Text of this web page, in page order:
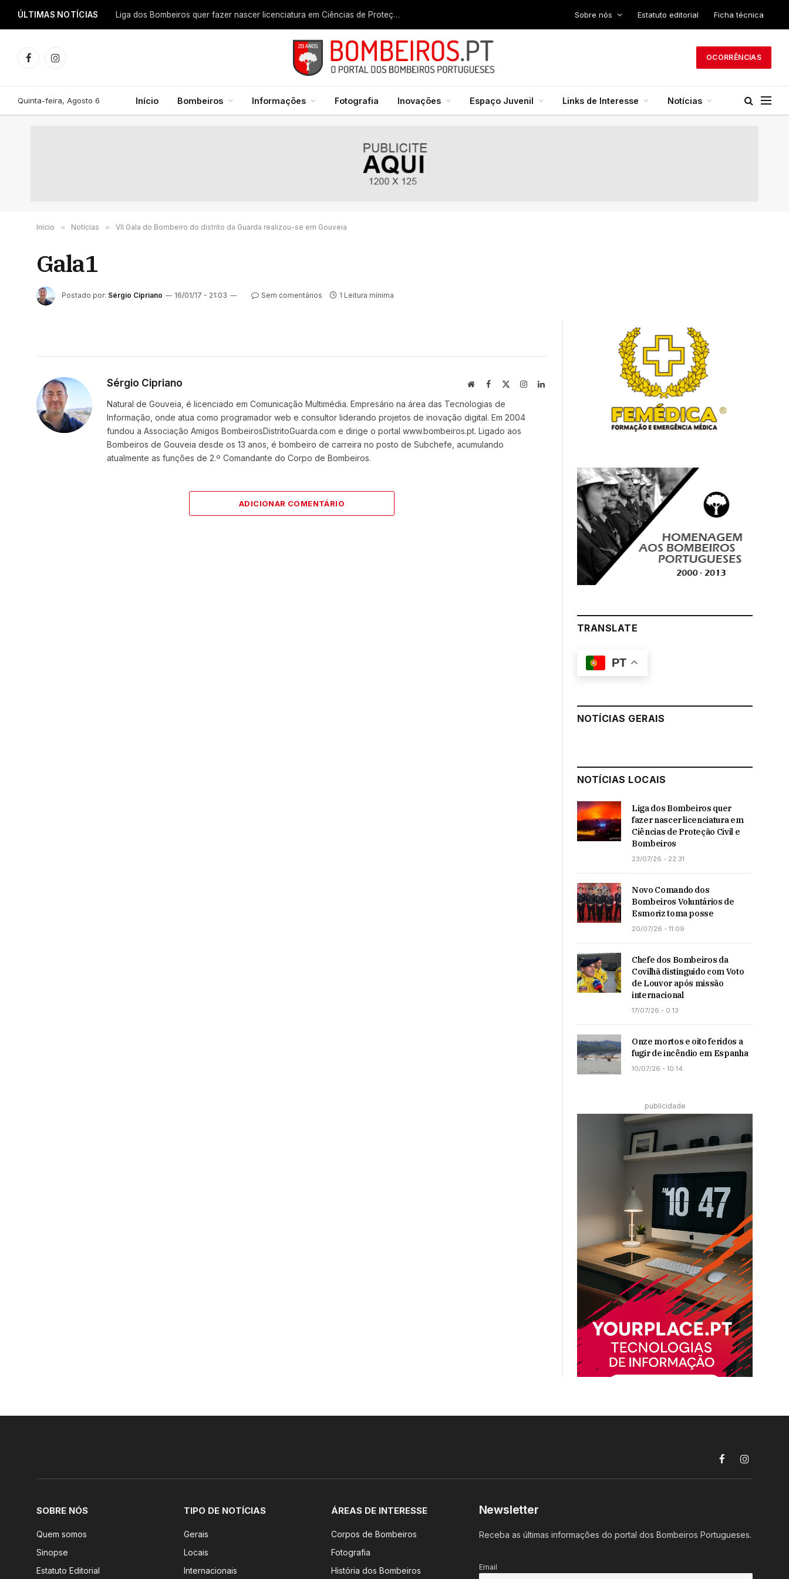
ÚLTIMAS NOTÍCIAS Liga dos Bombeiros quer fazer nascer licenciatura em Ciências de Proteção Civil e Bombeiros Sobre nós Estatuto editorial Ficha técnica
FacebookInstagram
OCORRÊNCIAS
Quinta-feira, Agosto 6 Início Bombeiros Informações Fotografia Inovações Espaço Juvenil Links de Interesse Notícias
Início » Notícias » VII Gala do Bombeiro do distrito da Guarda realizou-se em Gouveia
Gala1
Postado por: Sérgio Cipriano 16/01/17 - 21:03 Sem comentários 1 Leitura mínima
Sérgio Cipriano WebsiteFacebook InstagramLinkedIn
Natural de Gouveia, é licenciado em Comunicação Multimédia. Empresário na área das Tecnologias de
Informação, onde atua como programador web e consultor liderando projetos de inovação digital. Em 2004
fundou a Associação Amigos BombeirosDistritoGuarda.com e dirige o portal www.bombeiros.pt. Ligado aos
Bombeiros de Gouveia desde os 13 anos, é bombeiro de carreira no posto de Subchefe, acumulando
atualmente as funções de 2.º Comandante do Corpo de Bombeiros.
ADICIONAR COMENTÁRIO
TRANSLATE
PT
NOTÍCIAS GERAIS
NOTÍCIAS LOCAIS
Liga dos Bombeiros quer
fazer nascer licenciatura em
Ciências de Proteção Civil e
Bombeiros
23/07/26 - 22:31
Novo Comando dos
Bombeiros Voluntários de
Esmoriz toma posse
20/07/26 - 11:09
Chefe dos Bombeiros da
Covilhã distinguido com Voto
de Louvor após missão
internacional
17/07/26 - 0:13
Onze mortos e oito feridos a
fugir de incêndio em Espanha
10/07/26 - 10:14
publicidade
FacebookInstagram
SOBRE NÓS
Quem somos
Sinopse
Estatuto Editorial
TIPO DE NOTÍCIAS
Gerais
Locais
Internacionais
ÁREAS DE INTERESSE
Corpos de Bombeiros
Fotografia
História dos Bombeiros
Newsletter
Receba as últimas informações do portal dos Bombeiros Portugueses.
Email